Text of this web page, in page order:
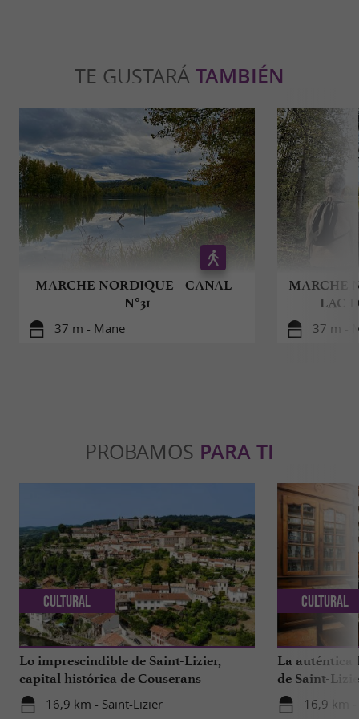
TE GUSTARÁ TAMBIÉN
MARCHE NORDIQUE - CANAL -
N°31
37 m - Mane
MARCHE
LAC
37 m -
PROBAMOS PARA TI
Lo imprescindible de Saint-Lizier,
capital histórica de Couserans
16,9 km - Saint-Lizier
Cultural
La auténtica
de Saint-
de Francia
16,9 km
Cultural